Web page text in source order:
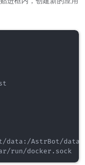
data:/AstrBot/data